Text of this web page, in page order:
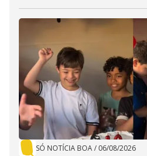
SÓ NOTÍCIA BOA/ 06/08/2026